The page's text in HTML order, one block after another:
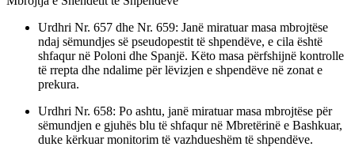
Urdhri Nr. 657 dhe Nr. 659: Janë miratuar masa mbrojtëse
ndaj sëmundjes së pseudopestit të shpendëve, e cila është
shfaqur në Poloni dhe Spanjë. Këto masa përfshijnë kontrolle
të rrepta dhe ndalime për lëvizjen e shpendëve në zonat e
prekura.
Urdhri Nr. 658: Po ashtu, janë miratuar masa mbrojtëse për
sëmundjen e gjuhës blu të shfaqur në Mbretërinë e Bashkuar,
duke kërkuar monitorim të vazhdueshëm të shpendëve.